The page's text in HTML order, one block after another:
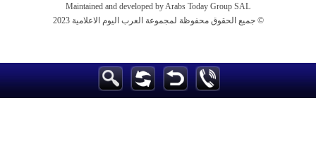
Maintained and developed by Arabs Today Group SAL
جميع الحقوق محفوظة لمجموعة العرب اليوم الاعلامية 2023 ©